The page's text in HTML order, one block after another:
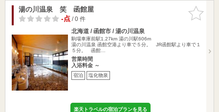
お気に入
りに追加
湯の川温泉 笑 函館屋
-点/ 0 件
北海道 / 函館市 / 湯の川温泉
駒場車庫前駅1.27km 湯の川駅606m
湯の川温泉 函館空港より車で５分。 JR函館駅より車で１
５分。 函館…
営業時間
入浴料金 ～
宿泊 塩化物泉
楽天トラベルの宿泊プランを見る